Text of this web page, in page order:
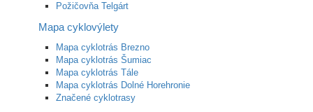
Požičovňa Telgárt
Mapa cyklovýlety
Mapa cyklotrás Brezno
Mapa cyklotrás Šumiac
Mapa cyklotrás Tále
Mapa cyklotrás Dolné Horehronie
Značené cyklotrasy